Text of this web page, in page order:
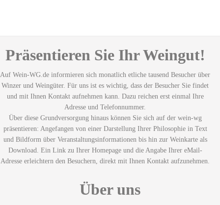
Präsentieren Sie Ihr Weingut!
Auf Wein-WG.de informieren sich monatlich etliche tausend Besucher über
Winzer und Weingüter. Für uns ist es wichtig, dass der Besucher Sie findet
und mit Ihnen Kontakt aufnehmen kann. Dazu reichen erst einmal Ihre
Adresse und Telefonnummer.
Über diese Grundversorgung hinaus können Sie sich auf der wein-wg
präsentieren: Angefangen von einer Darstellung Ihrer Philosophie in Text
und Bildform über Veranstaltungsinformationen bis hin zur Weinkarte als
Download. Ein Link zu Ihrer Homepage und die Angabe Ihrer eMail-
Adresse erleichtern den Besuchern, direkt mit Ihnen Kontakt aufzunehmen.
Über uns